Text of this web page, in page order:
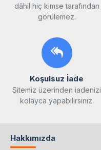
dâhil hiç kimse tarafından
görülemez.
Koşulsuz İade
Sitemiz üzerinden iadenizi
kolayca yapabilirsiniz.
Hakkımızda